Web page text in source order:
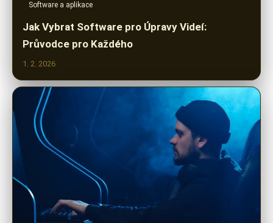
Software a aplikace
Jak Vybrat Software pro Úpravy Videí:
Průvodce pro Každého
1. 2. 2026